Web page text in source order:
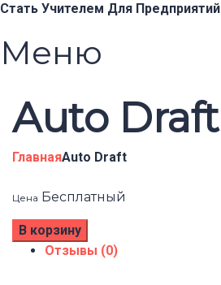
Стать Учителем Для Предприятий
Меню
Auto Draft
ГлавнаяAuto Draft
Цена Бесплатный
В корзину
Отзывы (0)